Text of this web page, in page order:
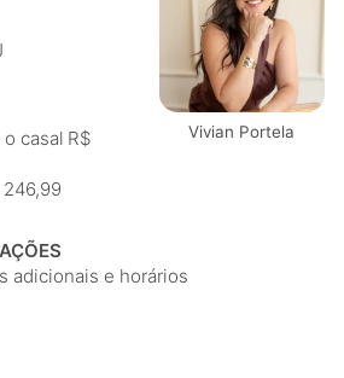
Vivian Portela
casal R$
adicionais e horários